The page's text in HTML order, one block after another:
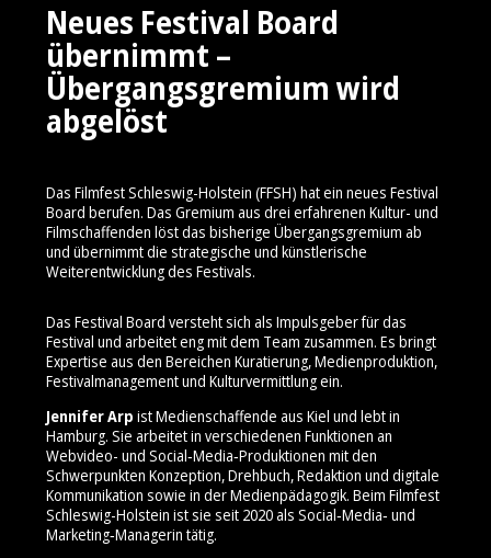
Neues Festival Board
übernimmt –
Übergangsgremium wird
abgelöst
Das Filmfest Schleswig-Holstein (FFSH) hat ein neues Festival
Board berufen. Das Gremium aus drei erfahrenen Kultur- und
Filmschaffenden löst das bisherige Übergangsgremium ab
und übernimmt die strategische und künstlerische
Weiterentwicklung des Festivals.
Das Festival Board versteht sich als Impulsgeber für das
Festival und arbeitet eng mit dem Team zusammen. Es bringt
Expertise aus den Bereichen Kuratierung, Medienproduktion,
Festivalmanagement und Kulturvermittlung ein.
Jennifer Arp ist Medienschaffende aus Kiel und lebt in
Hamburg. Sie arbeitet in verschiedenen Funktionen an
Webvideo- und Social‑Media‑Produktionen mit den
Schwerpunkten Konzeption, Drehbuch, Redaktion und digitale
Kommunikation sowie in der Medienpädagogik. Beim Filmfest
Schleswig-Holstein ist sie seit 2020 als Social‑Media‑ und
Marketing‑Managerin tätig.